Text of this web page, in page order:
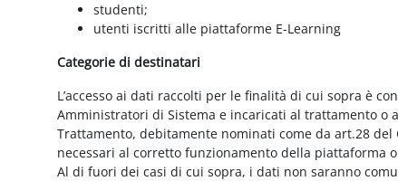
studenti;
utenti iscritti alle piattaforme E-Learning
Categorie di destinatari
L’accesso ai dati raccolti per le finalità di cui sopra è
Amministratori di Sistema e incaricati al trattamento o
Trattamento, debitamente nominati come da art.28
necessari al corretto funzionamento della piattaforma
Al di fuori dei casi di cui sopra, i dati non saranno